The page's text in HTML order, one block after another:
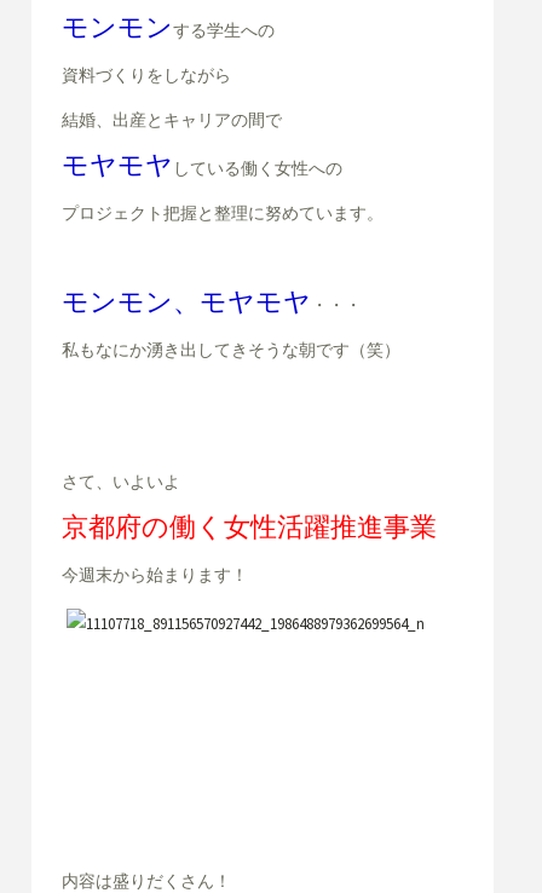
モンモンする学生への
資料づくりをしながら
結婚、出産とキャリアの間で
モヤモヤ している働く女性への
プロジェクト把握と整理に努めています。
モンモン、モヤモヤ ・・・
私もなにか湧き出してきそうな朝です（笑）
さて、いよいよ
京都府の働く女性活躍推進事業
今週末から始まります！
内容は盛りだくさん！